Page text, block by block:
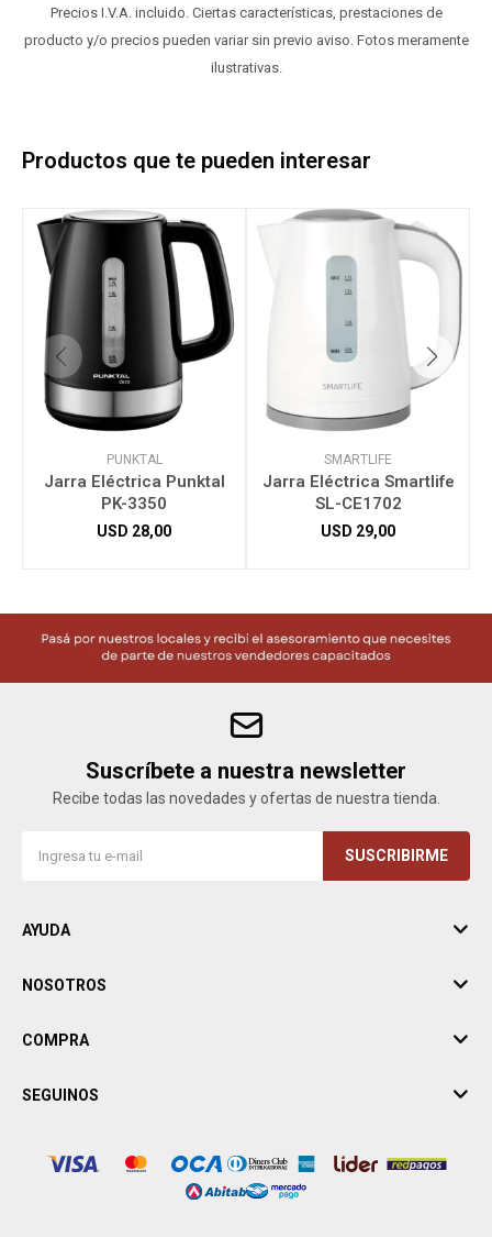
Precios I.V.A. incluido. Ciertas características, prestaciones de
producto y/o precios pueden variar sin previo aviso. Fotos meramente
ilustrativas.
Productos que te pueden interesar
PUNKTAL
Jarra Eléctrica Punktal
PK-3350
USD 28,00
SMARTLIFE
Jarra Eléctrica Smartlife
SL-CE1702
USD 29,00
Suscríbete a nuestra newsletter
Recibe todas las novedades y ofertas de nuestra tienda.
SUSCRIBIRME
AYUDA
NOSOTROS
COMPRA
SEGUINOS